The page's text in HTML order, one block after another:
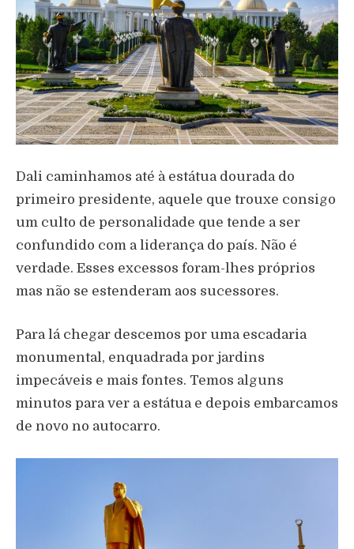
Dali caminhamos até à estátua dourada do
primeiro presidente, aquele que trouxe consigo
um culto de personalidade que tende a ser
confundido com a liderança do país. Não é
verdade. Esses excessos foram-lhes próprios
mas não se estenderam aos sucessores.
Para lá chegar descemos por uma escadaria
monumental, enquadrada por jardins
impecáveis e mais fontes. Temos alguns
minutos para ver a estátua e depois embarcamos
de novo no autocarro.